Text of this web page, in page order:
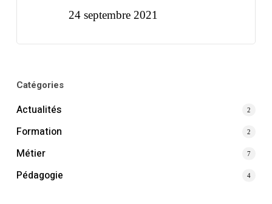
24 septembre 2021
Catégories
Actualités 2
Formation 2
Métier 7
Pédagogie 4